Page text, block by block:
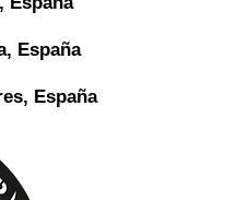
España
España